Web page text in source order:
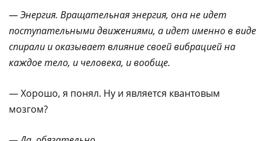
— Энергия. Вращательная энергия, она не идет
поступательными движениями, а идет именно в виде
спирали и оказывает влияние своей вибрацией на
каждое тело, и человека, и вообще.
— Хорошо, я понял. Ну и является квантовым
мозгом?